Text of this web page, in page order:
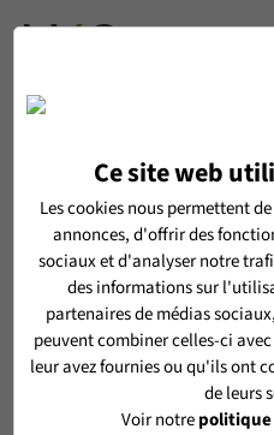
Ce site web
Les cookies nous permettent
annonces, d'offrir des
sociaux et d'analyser notre
des informations sur
partenaires de médias
peuvent combiner celles-ci
leur avez fournies ou qu'ils ont
de leurs
Voir notre
RECEVOIR LA
En vous inscrivant, vous
newsletter MéO et vous
personnelles selon notre